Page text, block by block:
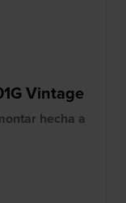
Vintage
hecha a